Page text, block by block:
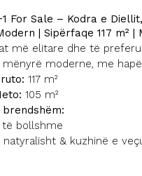
For Sale – Kodra e
| Sipërfaqe 117 m²
më elitare dhe të
moderne, me
117 m²
105 m²
brendshëm:
të bollshme
natyralisht & kuzhinë e